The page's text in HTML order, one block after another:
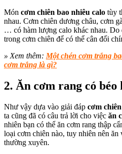
Món cơm chiên bao nhiêu calo tùy
nhau. Cơm chiên dương châu, cơm
… có hàm lượng calo khác nhau.
trong cơm chiên để có thể cân đối
» Xem thêm: Một chén cơm trắng
cơm trắng là gì?
2. Ăn cơm rang có béo
Như vậy dựa vào giải đáp cơm
ta cũng đã có câu trả lời cho việc ăn
nhiên bạn có thể ăn cơm rang thập
loại cơm chiên nào, tuy nhiên nên
thường xuyên.